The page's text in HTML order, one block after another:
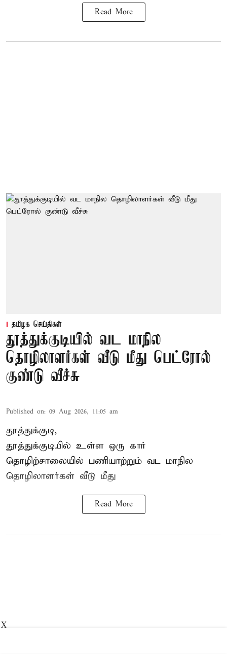
Read More
தமிழக செய்திகள்
தூத்துக்குடியில் வட மாநில
தொழிலாளர்கள் வீடு மீது பெட்ரோல்
குண்டு வீச்சு
Published on: 09 Aug 2026, 11:05 am
தூத்துக்குடி,
தூத்துக்குடியில் உள்ள ஒரு கார்
தொழிற்சாலையில் பணியாற்றும் வட மாநில
தொழிலாளர்கள் வீடு மீது
Read More
X